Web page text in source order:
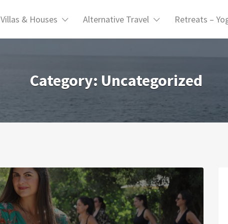
Villas & Houses Alternative Travel Retreats –
Category: Uncategorized